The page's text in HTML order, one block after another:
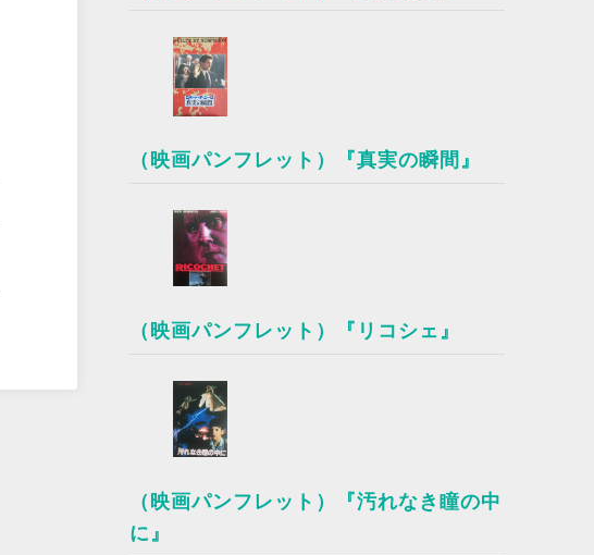
（映画パンフレット）『真実の瞬間』
（映画パンフレット）『リコシェ』
（映画パンフレット）『汚れなき瞳の中
に』